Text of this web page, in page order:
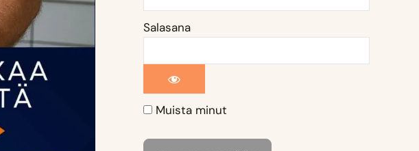
Salasana
Muista minut